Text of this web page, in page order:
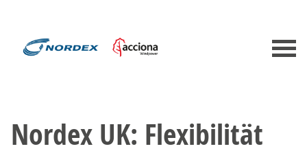
Nordex UK: Flexibilität